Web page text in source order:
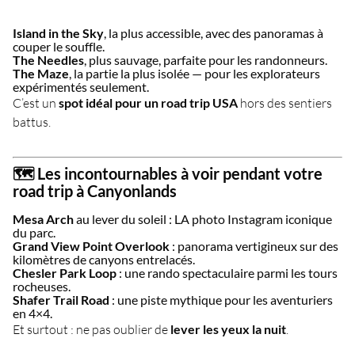
Island in the Sky, la plus accessible, avec des panoramas à
couper le souffle.
The Needles, plus sauvage, parfaite pour les randonneurs.
The Maze, la partie la plus isolée — pour les explorateurs
expérimentés seulement.
C’est un spot idéal pour un road trip USA hors des sentiers
battus.
🗺️ Les incontournables à voir pendant votre
road trip à Canyonlands
Mesa Archau lever du soleil : LA photo Instagram iconique
du parc.
Grand View Point Overlook : panorama vertigineux sur des
kilomètres de canyons entrelacés.
Chesler Park Loop : une rando spectaculaire parmi les tours
rocheuses.
Shafer Trail Road : une piste mythique pour les aventuriers
en 4×4.
Et surtout : ne pas oublier de lever les yeux la nuit